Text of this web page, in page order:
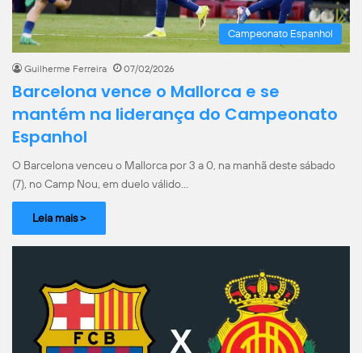
Campeonato Espanhol
Guilherme Ferreira 07/02/2026
Barcelona vence o Mallorca e se
mantém na liderança do Campeonato
Espanhol
O Barcelona venceu o Mallorca por 3 a 0, na manhã deste sábado
(7), no Camp Nou, em duelo válido…
Leia mais >